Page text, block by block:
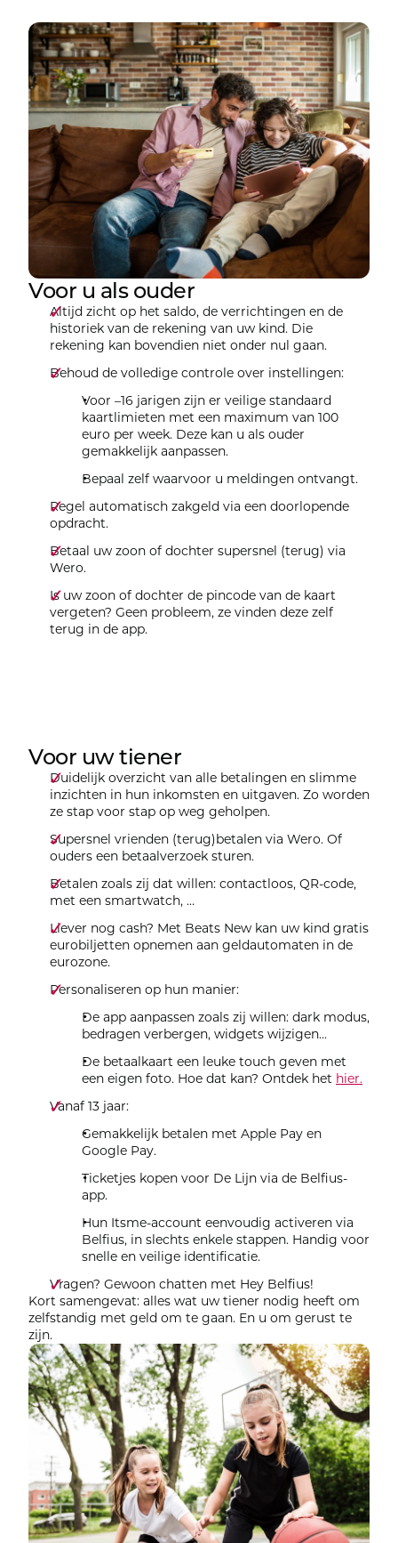
Voor u als ouder
Altijd zicht op het saldo, de verrichtingen en de
historiek van de rekening van uw kind. Die
rekening kan bovendien niet onder nul gaan.
Behoud de volledige controle over instellingen:
Voor –16 jarigen zijn er veilige standaard
kaartlimieten met een maximum van 100
euro per week. Deze kan u als ouder
gemakkelijk aanpassen.
Bepaal zelf waarvoor u meldingen ontvangt.
Regel automatisch zakgeld via een doorlopende
opdracht.
Betaal uw zoon of dochter supersnel (terug) via
Wero.
Is uw zoon of dochter de pincode van de kaart
vergeten? Geen probleem, ze vinden deze zelf
terug in de app.
Voor uw tiener
Duidelijk overzicht van alle betalingen en slimme
inzichten in hun inkomsten en uitgaven. Zo worden
ze stap voor stap op weg geholpen.
Supersnel vrienden (terug)betalen via Wero. Of
ouders een betaalverzoek sturen.
Betalen zoals zij dat willen: contactloos, QR-code,
met een smartwatch, …
Liever nog cash? Met Beats New kan uw kind gratis
eurobiljetten opnemen aan geldautomaten in de
eurozone.
Personaliseren op hun manier:
De app aanpassen zoals zij willen: dark modus,
bedragen verbergen, widgets wijzigen...
De betaalkaart een leuke touch geven met
een eigen foto. Hoe dat kan? Ontdek het hier.
Vanaf 13 jaar:
Gemakkelijk betalen met Apple Pay en
Google Pay.
Ticketjes kopen voor De Lijn via de Belfius-
app.
Hun Itsme-account eenvoudig activeren via
Belfius, in slechts enkele stappen. Handig voor
snelle en veilige identificatie.
Vragen? Gewoon chatten met Hey Belfius!
Kort samengevat: alles wat uw tiener nodig heeft om
zelfstandig met geld om te gaan. En u om gerust te
zijn.